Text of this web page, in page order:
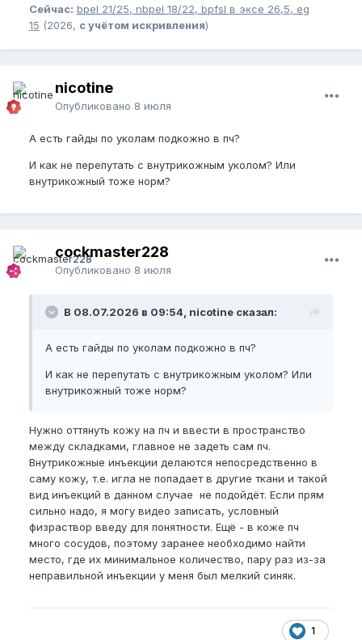
Сейчас: bpel 21/25, nbpel 18/22, bpfsl в эксе 26,5, eg
15 (2026, с учётом искривления)
nicotine
Опубликовано 8 июля
А есть гайды по уколам подкожно в пч?
И как не перепутать с внутрикожным уколом? Или
внутрикожный тоже норм?
cockmaster228
Опубликовано 8 июля
В 08.07.2026 в 09:54, nicotine сказал:
А есть гайды по уколам подкожно в пч?
И как не перепутать с внутрикожным уколом? Или
внутрикожный тоже норм?
Нужно оттянуть кожу на пч и ввести в пространство
между складками, главное не задеть сам пч.
Внутрикожные инъекции делаются непосредственно в
саму кожу, т.е. игла не попадает в другие ткани и такой
вид инъекций в данном случае не подойдёт. Если прям
сильно надо, я могу видео записать, условный
физраствор введу для понятности. Ещё - в коже пч
много сосудов, поэтому заранее необходимо найти
место, где их минимальное количество, пару раз из-за
неправильной инъекции у меня был мелкий синяк.
1